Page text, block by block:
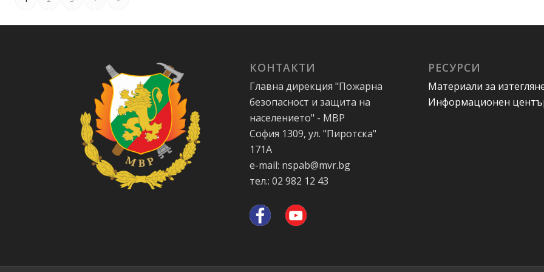
КОНТАКТИ
Главна дирекция "Пожарна
безопасност и защита на
населението" - МВР
София 1309, ул. "Пиротска"
171А
e-mail: nspab@mvr.bg
тел.: 02 982 12 43
РЕСУРСИ
Материали за
Информационен